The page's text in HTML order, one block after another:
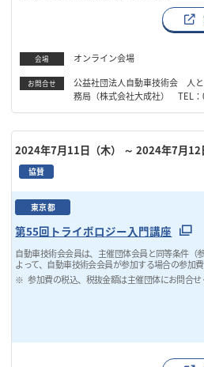
会場 オンライン会場
お問合せ
公益社団法人自動車技術会 人
務局（株式会社大成社） TEL
2024年7月11日（木） ～ 2024年7月12
協賛
東京都
第55回トライボロジー入門講座
自動車技術会会員は、主催団体会員と同等条件（
よって、自動車技術会会員が参加する場合の参加費
参加費の税込、税抜金額は主催団体にお問合せ